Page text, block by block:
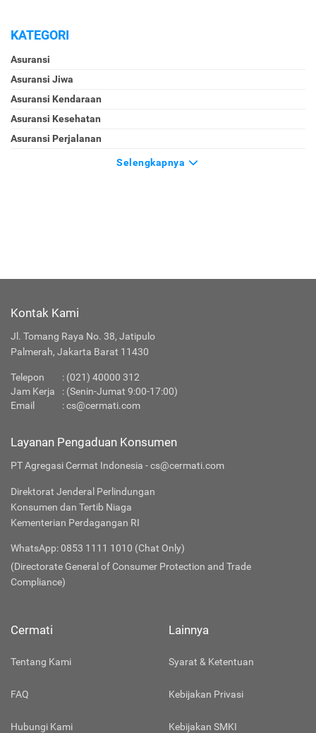
KATEGORI
Asuransi
Asuransi Jiwa
Asuransi Kendaraan
Asuransi Kesehatan
Asuransi Perjalanan
Selengkapnya
Kontak Kami
Jl. Tomang Raya No. 38, Jatipulo
Palmerah, Jakarta Barat 11430
Telepon : (021) 40000 312
Jam Kerja
: (Senin-Jumat 9:00-17:00)
Email
:cs@cermati.com
Layanan Pengaduan Konsumen
PT Agregasi Cermat Indonesia - cs@cermati.com
Direktorat Jenderal Perlindungan
Konsumen dan Tertib Niaga
Kementerian Perdagangan RI
WhatsApp: 0853 1111 1010 (Chat Only)
(Directorate General of Consumer Protection and Trade
Compliance)
Cermati
Tentang Kami
FAQ
Hubungi Kami
Lainnya
Syarat & Ketentuan
Kebijakan Privasi
Kebijakan SMKI